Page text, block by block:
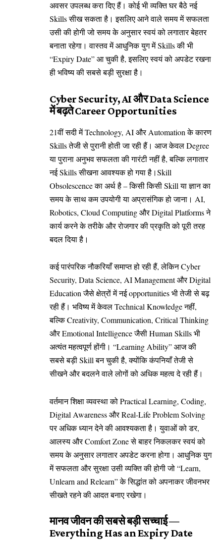
अवसर उपलब्ध करा दिए हैं। कोई भी व्यक्ति घर बैठे नई
Skills सीख सकता है। इसलिए आने वाले समय में सफलता
उसी की होगी जो समय के अनुसार स्वयं को लगातार बेहतर
बनाता रहेगा। वास्तव में आधुनिक युग में Skills की भी
“Expiry Date” आ चुकी है, इसलिए स्वयं को अपडेट रखना
ही भविष्य की सबसे बड़ी सुरक्षा है।
Cyber Security, AI और Data Science
में बढ़ते Career Opportunities
21वीं सदी में Technology, AI और Automation के कारण
Skills तेजी से पुरानी होती जा रही हैं। आज केवल Degree
या पुराना अनुभव सफलता की गारंटी नहीं है, बल्कि लगातार
नई Skills सीखना आवश्यक हो गया है।Skill
Obsolescence का अर्थ है – किसी किसी Skill या ज्ञान का
समय के साथ कम उपयोगी या अप्रासंगिक हो जाना। AI,
Robotics, Cloud Computing और Digital Platforms ने
कार्य करने के तरीके और रोजगार की प्रकृति को पूरी तरह
बदल दिया है।
कई पारंपरिक नौकरियाँ समाप्त हो रही हैं, लेकिन Cyber
Security, Data Science, AI Management और Digital
Education जैसे क्षेत्रों में नई opportunities भी तेजी से बढ़
रही हैं। भविष्य में केवल Technical Knowledge नहीं,
बल्कि Creativity, Communication, Critical Thinking
और Emotional Intelligence जैसी Human Skills भी
अत्यंत महत्वपूर्ण होंगी। “Learning Ability” आज की
सबसे बड़ी Skill बन चुकी है, क्योंकि कंपनियाँ तेजी से
सीखने और बदलने वाले लोगों को अधिक महत्व दे रही हैं।
वर्तमान शिक्षा व्यवस्था को Practical Learning, Coding,
Digital Awareness और Real-Life Problem Solving
पर अधिक ध्यान देने की आवश्यकता है। युवाओं को डर,
आलस्य और Comfort Zone से बाहर निकलकर स्वयं को
समय के अनुसार लगातार अपडेट करना होगा। आधुनिक युग
में सफलता और सुरक्षा उसी व्यक्ति की होगी जो “Learn,
Unlearn and Relearn” के सिद्धांत को अपनाकर जीवनभर
सीखते रहने की आदत बनाए रखेगा।
मानव जीवन की सबसे बड़ी सच्चाई —
Everything Has an Expiry Date